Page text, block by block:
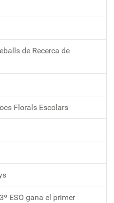
de Recerca de
Florals Escolars
ESO gana el primer